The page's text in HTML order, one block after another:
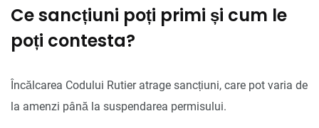
Ce sancțiuni poți primi și cum le
poți contesta?
Încălcarea Codului Rutier atrage sancțiuni, care pot varia de
la amenzi până la suspendarea permisului.